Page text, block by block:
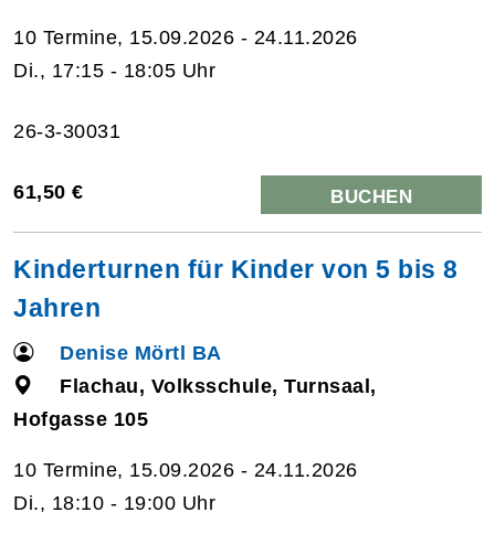
10 Termine, 15.09.2026 - 24.11.2026
Di., 17:15 - 18:05 Uhr
26-3-30031
61,50 € BUCHEN
Kinderturnen für Kinder von 5 bis 8
Jahren
Denise Mörtl BA
Flachau, Volksschule, Turnsaal,
Hofgasse 105
10 Termine, 15.09.2026 - 24.11.2026
Di., 18:10 - 19:00 Uhr